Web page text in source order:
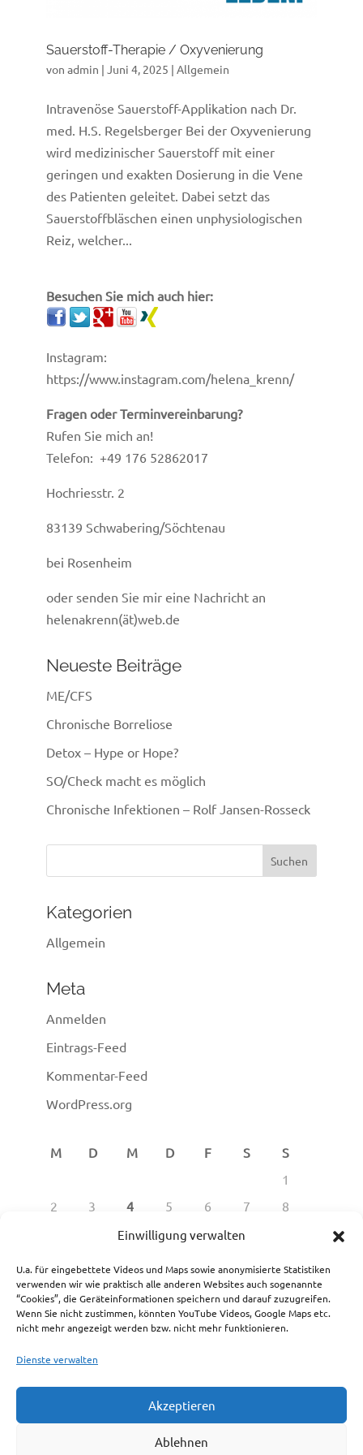
Einwilligung verwalten
U.a. für eingebettete Videos und Maps sowie anonymisierte Statistiken
verwenden wir wie praktisch alle anderen Websites auch sogenannte
“Cookies”, die Geräteinformationen speichern und darauf zuzugreifen.
Wenn Sie nicht zustimmen, könnten YouTube Videos, Google Maps etc.
nicht mehr angezeigt werden bzw. nicht mehr funktionieren.
Dienste verwalten
Akzeptieren
Ablehnen
Sauerstoff-Therapie / Oxyvenierung
von admin | Juni 4, 2025 | Allgemein
Intravenöse Sauerstoff-Applikation nach Dr.
med. H.S. Regelsberger Bei der Oxyvenierung
wird medizinischer Sauerstoff mit einer
geringen und exakten Dosierung in die Vene
des Patienten geleitet. Dabei setzt das
Sauerstoffbläschen einen unphysiologischen
Reiz, welcher...
Besuchen Sie mich auch hier:
Instagram:
https://www.instagram.com/helena_krenn/
Fragen oder Terminvereinbarung?
Rufen Sie mich an!
Telefon: +49 176 52862017
Hochriesstr. 2
83139 Schwabering/Söchtenau
bei Rosenheim
oder senden Sie mir eine Nachricht an
helenakrenn(ät)web.de
Neueste Beiträge
ME/CFS
Chronische Borreliose
Detox – Hype or Hope?
SO/Check macht es möglich
Chronische Infektionen – Rolf Jansen-Rosseck
Kategorien
Allgemein
Meta
Anmelden
Eintrags-Feed
Kommentar-Feed
WordPress.org
M D M D F S
S
1
2
3 4 5 6 7
8
11 12 13 14
23
24 25 26 27 28
29
30
« März Aug. »